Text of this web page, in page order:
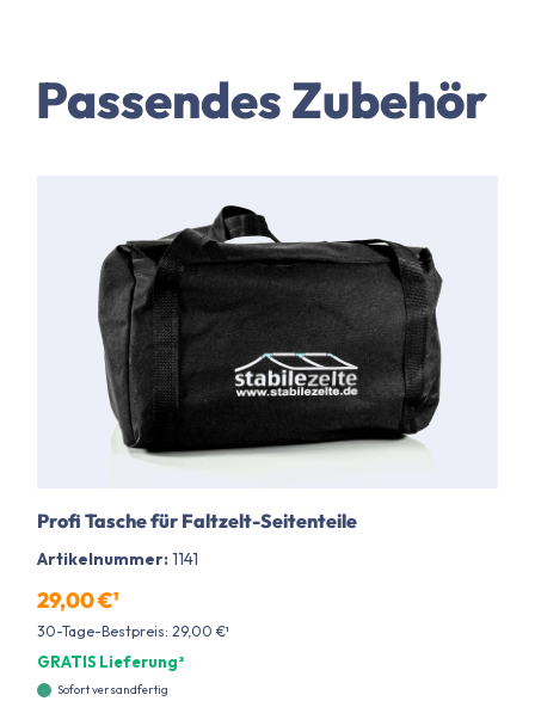
Passendes Zubehör
Profi Tasche für Faltzelt-Seitenteile
Artikelnummer:1141
29,00 €¹
30-Tage-Bestpreis: 29,00 €¹
GRATIS Lieferung²
Sofort versandfertig